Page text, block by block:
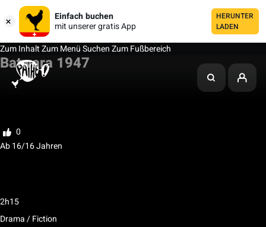
Einfach buchen
mit unserer gratis App
HERUNTER
LADEN
Zum InhaltZum MenüSuchenZum Fußbereich
Batwara 1947
Meine Liste
0
Ab 16/16 Jahren
2h15
Drama / Fiction